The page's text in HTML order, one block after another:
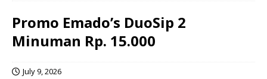
Promo Emado’s DuoSip 2
Minuman Rp. 15.000
July 9, 2026